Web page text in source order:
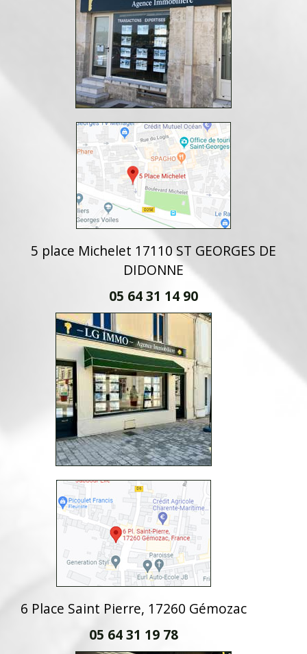
5 place Michelet 17110 ST GEORGES DE
DIDONNE
05 64 31 14 90
6 Place Saint Pierre, 17260 Gémozac
05 64 31 19 78